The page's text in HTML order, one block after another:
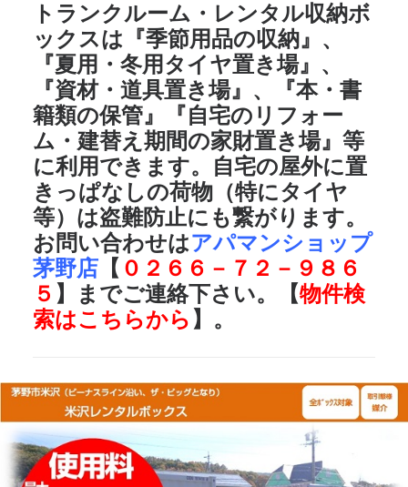
トランクルーム・レンタル収納ボ
ックスは 『季節用品の収納』、
『夏用・冬用タイヤ置き場』、
『資材・道具置き場』、『本・書
籍類の保管』『自宅のリフォー
ム・建替え期間の家財置き場』 等
に利用できます。自宅の屋外に置
きっぱなしの荷物（特にタイヤ
等）は盗難防止にも繋がります。
お問い合わせはアパマンショップ
茅野店 【 ０２６６－７２－９８６
５ 】までご連絡下さい。【物件検
索はこちらから 】。